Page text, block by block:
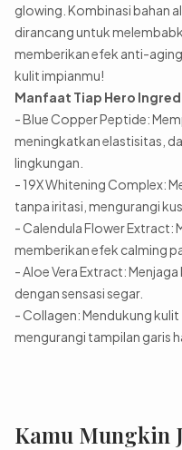
glowing. Kombinasi bahan
dirancang untuk
memberikan efek anti-
kulit impianmu!
Manfaat Tiap Hero
- Blue Copper Peptide:
meningkatkan elastisitas,
lingkungan.
- 19X Whitening Complex:
tanpa iritasi, mengurangi
- Calendula Flower Extract:
memberikan efek calming
- Aloe Vera Extract:
dengan sensasi segar.
- Collagen: Mendukung
mengurangi tampilan garis
Kamu Mungkin